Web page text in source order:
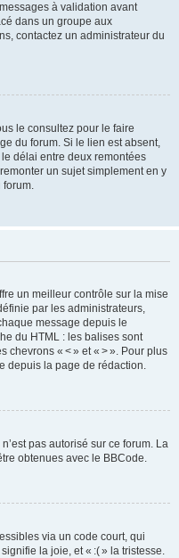
à validation avant
dans un groupe aux
contactez un administrateur du
le consultez pour le faire
du forum. Si le lien est absent,
délai entre deux remontées
un sujet simplement en y
forum.
un meilleur contrôle sur la mise
par les administrateurs,
message depuis le
du HTML : les balises sont
chevrons « < » et « > ». Pour plus
depuis la page de rédaction.
pas autorisé sur ce forum. La
obtenues avec le BBCode.
via un code court, qui
la joie, et « :( » la tristesse.